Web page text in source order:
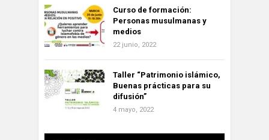
Curso de formación:
Personas musulmanas y
medios
22 junio, 2022
Taller “Patrimonio islámico,
Buenas prácticas para su
difusión”
4 mayo, 2022